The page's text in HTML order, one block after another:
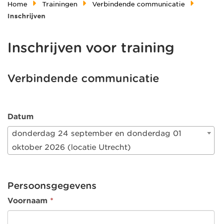
Home Trainingen
Verbindende communicatie
Inschrijven
Inschrijven voor training
Verbindende communicatie
Datum
donderdag 24 september en donderdag 01
oktober 2026 (locatie Utrecht)
Persoonsgegevens
Voornaam *